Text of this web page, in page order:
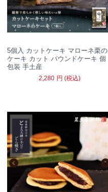
5個入 カットケーキ マローネ栗の
ケーキ カット パウンドケーキ 個
包装 手土産
2,280 円 (税込)